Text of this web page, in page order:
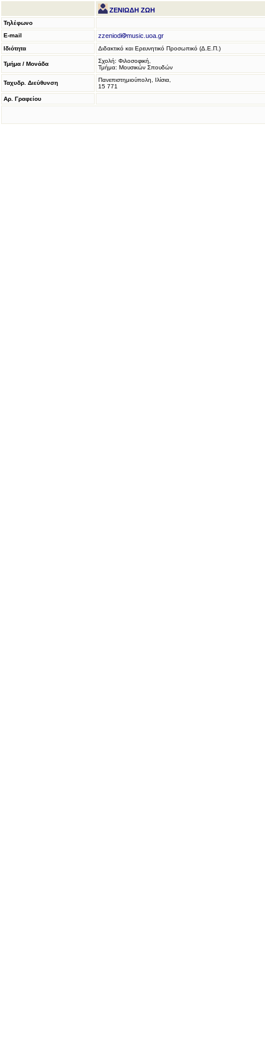
ΖΕΝΙΩΔΗ ΖΩΗ
Τηλέφωνο
E-mail
zzeniodi music.uoa.gr
Ιδιότητα Διδακτικό και Ερευνητικό Προσωπικό (Δ.Ε.Π.)
Τμήμα / Μονάδα
Σχολή: Φιλοσοφική,
Τμήμα: Μουσικών Σπουδών
Ταχυδρ. Διεύθυνση
Πανεπιστημιούπολη, Ιλίσια,
15 771
Αρ. Γραφείου